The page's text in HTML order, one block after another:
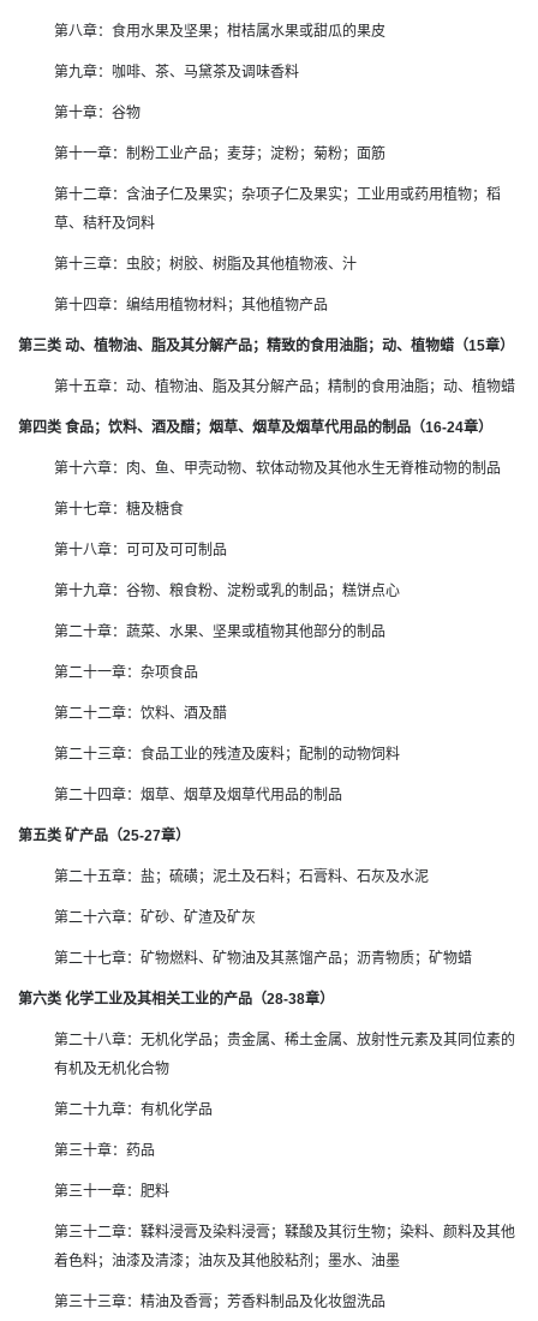
第八章：食用水果及坚果；柑桔属水果或甜瓜的果皮
第九章：咖啡、茶、马黛茶及调味香料
第十章：谷物
第十一章：制粉工业产品；麦芽；淀粉；菊粉；面筋
第十二章：含油子仁及果实；杂项子仁及果实；工业用或药用植物；稻
草、秸秆及饲料
第十三章：虫胶；树胶、树脂及其他植物液、汁
第十四章：编结用植物材料；其他植物产品
第三类 动、植物油、脂及其分解产品；精致的食用油脂；动、植物蜡（15章）
第十五章：动、植物油、脂及其分解产品；精制的食用油脂；动、植物蜡
第四类 食品；饮料、酒及醋；烟草、烟草及烟草代用品的制品（16-24章）
第十六章：肉、鱼、甲壳动物、软体动物及其他水生无脊椎动物的制品
第十七章：糖及糖食
第十八章：可可及可可制品
第十九章：谷物、粮食粉、淀粉或乳的制品；糕饼点心
第二十章：蔬菜、水果、坚果或植物其他部分的制品
第二十一章：杂项食品
第二十二章：饮料、酒及醋
第二十三章：食品工业的残渣及废料；配制的动物饲料
第二十四章：烟草、烟草及烟草代用品的制品
第五类 矿产品（25-27章）
第二十五章：盐；硫磺；泥土及石料；石膏料、石灰及水泥
第二十六章：矿砂、矿渣及矿灰
第二十七章：矿物燃料、矿物油及其蒸馏产品；沥青物质；矿物蜡
第六类 化学工业及其相关工业的产品（28-38章）
第二十八章：无机化学品；贵金属、稀土金属、放射性元素及其同位素的
有机及无机化合物
第二十九章：有机化学品
第三十章：药品
第三十一章：肥料
第三十二章：鞣料浸膏及染料浸膏；鞣酸及其衍生物；染料、颜料及其他
着色料；油漆及清漆；油灰及其他胶粘剂；墨水、油墨
第三十三章：精油及香膏；芳香料制品及化妆盥洗品